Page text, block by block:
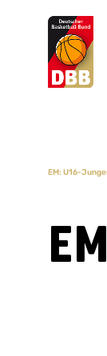
Suchvorschläge
EM: U16-